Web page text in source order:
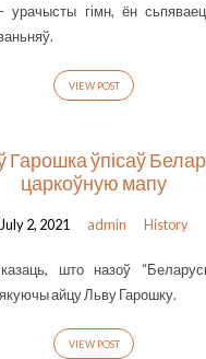
урачысты гімн, ён
VIEW POST
Гарошка ўпісаў
царкоўную мапу
July 2, 2021 admin History
што назоў
айцу Льву Гарошку.
VIEW POST